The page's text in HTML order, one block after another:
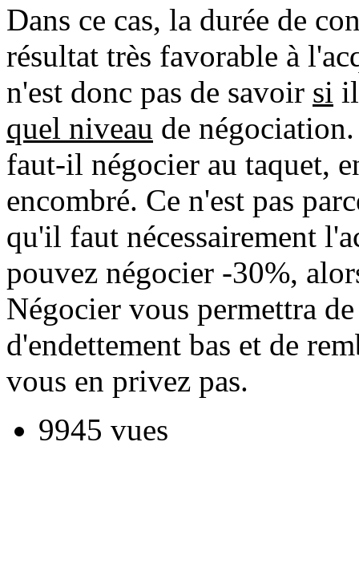
Dans ce cas, la durée de
résultat très favorable à
n'est donc pas de savoir si
quel niveau de
faut-il négocier au taquet,
encombré. Ce n'est pas
qu'il faut nécessairement
pouvez négocier -30%,
Négocier vous permettra
d'endettement bas et de
vous en privez pas.
9945 vues